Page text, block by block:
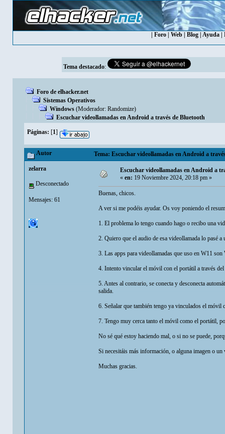
Foro Web Blog Ayuda
Tema destacado:
Foro de elhacker.net
Sistemas Operativos
Windows (Moderador: Randomize)
Escuchar videollamadas en Android a través de Bluetooth
Páginas: [1]
Autor Tema: Escuchar videollamadas en Android a
zelarra
Desconectado
Mensajes: 61
Escuchar videollamadas en Android a
«en:19 Noviembre 2024, 20:18 pm »
Buenas, chicos.
A ver si me podéis ayudar. Os voy poniendo el
1. El problema lo tengo cuando hago o recibo una
2. Quiero que el audio de esa videollamada lo pasé
3. Las apps para videollamadas que uso en W11
4. Intento vincular el móvil con el portátil a través
5. Antes al contrario, se conecta y desconecta
salida.
6. Señalar que también tengo ya vinculados el
7. Tengo muy cerca tanto el móvil como el portátil,
No sé qué estoy haciendo mal, o si no se puede,
Si necesitáis más información, o alguna imagen o
Muchas gracias.